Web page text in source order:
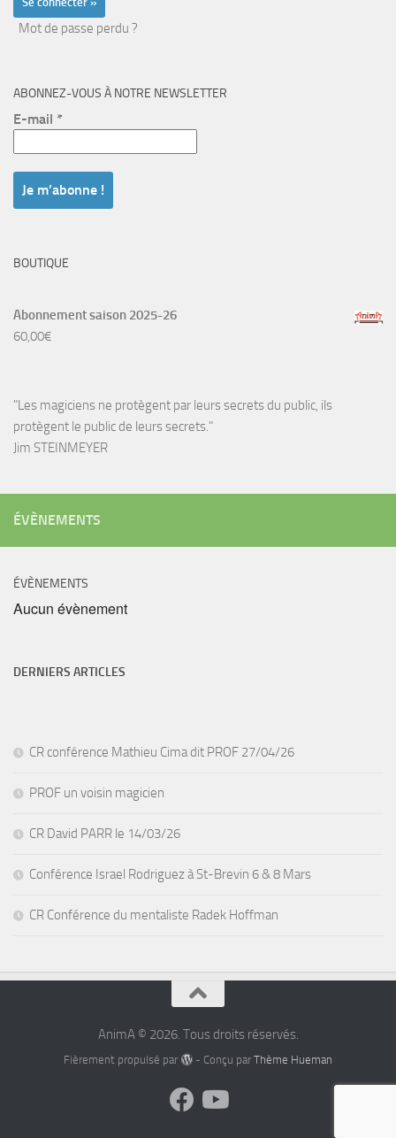
Mot de passe perdu ?
ABONNEZ-VOUS À NOTRE NEWSLETTER
E-mail *
BOUTIQUE
Abonnement saison 2025-26
60,00€
"Les magiciens ne protègent par leurs secrets du public, ils
protègent le public de leurs secrets."
Jim STEINMEYER
ÉVÈNEMENTS
ÉVÈNEMENTS
Aucun évènement
DERNIERS ARTICLES
CR conférence Mathieu Cima dit PROF 27/04/26
PROF un voisin magicien
CR David PARR le 14/03/26
Conférence Israel Rodriguez à St-Brevin 6 & 8 Mars
CR Conférence du mentaliste Radek Hoffman
AnimA © 2026. Tous droits réservés.
Fièrement propulsé par - Conçu par Thème Hueman